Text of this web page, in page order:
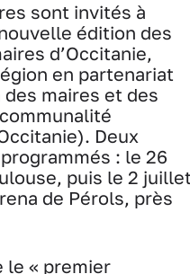
sont invités à
édition des
d’Occitanie,
en partenariat
des maires et des
Deux
: le 26
puis le 2
de Pérols, près
le « premier